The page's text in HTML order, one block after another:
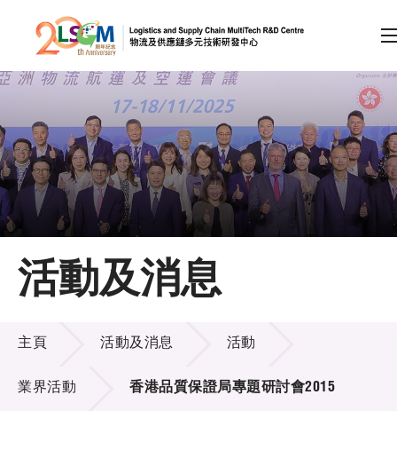
跳到內容（按回車鍵）
會員登入
A A EN 繁 简
主頁
關於LSCM
技術商品化
項目及資助計劃
活動及消息
活動及消息
活動及消息
主頁 活動及消息 活動
業界活動 香港品質保證局專題研討會2015